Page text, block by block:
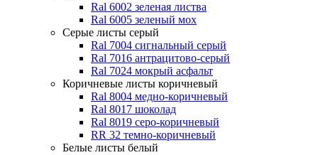
Ral 6002 зеленая листва
Ral 6005 зеленый мох
Серые листы серый
Ral 7004 сигнальный серый
Ral 7016 антрацитово-серый
Ral 7024 мокрый асфальт
Коричневые листы коричневый
Ral 8004 медно-коричневый
Ral 8017 шоколад
Ral 8019 серо-коричневый
RR 32 темно-коричневый
Белые листы белый